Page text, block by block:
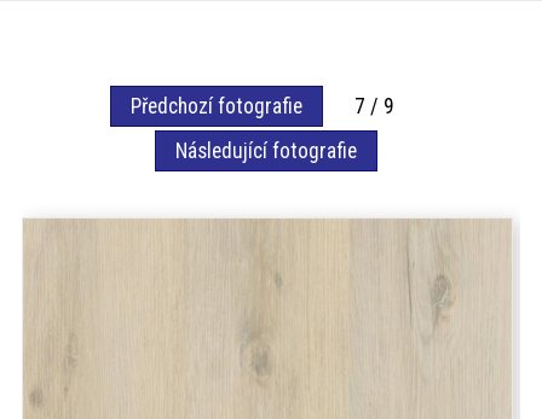
ProfiMag Předchozí fotografie
7 / 9
Následující fotografie